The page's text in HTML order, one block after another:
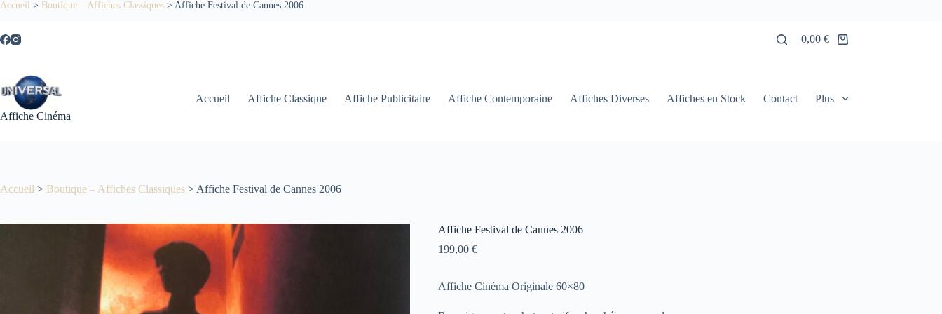
Passer
Accueil > Boutique – Affiches Classiques > Affiche Festival de Cannes 2006
Panier
0,00€
Affiche Cinéma
Accueil Affiche Classique Affiche Publicitaire Affiche Contemporaine Affiches Diverses Affiches en Stock Contact Plus
Accueil > Boutique – Affiches Classiques > Affiche Festival de Cannes 2006
Affiche Festival de Cannes 2006
199,00 €
Affiche Cinéma Originale 60×80